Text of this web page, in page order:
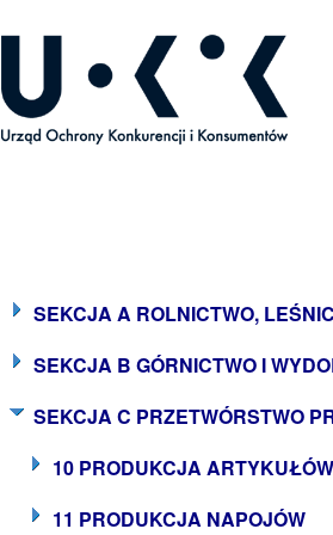
SEKCJA A ROLNICTWO,
SEKCJA B GÓRNICTWO I
SEKCJA C PRZETWÓRSTWO
10 PRODUKCJA
11 PRODUKCJA NAPOJÓW